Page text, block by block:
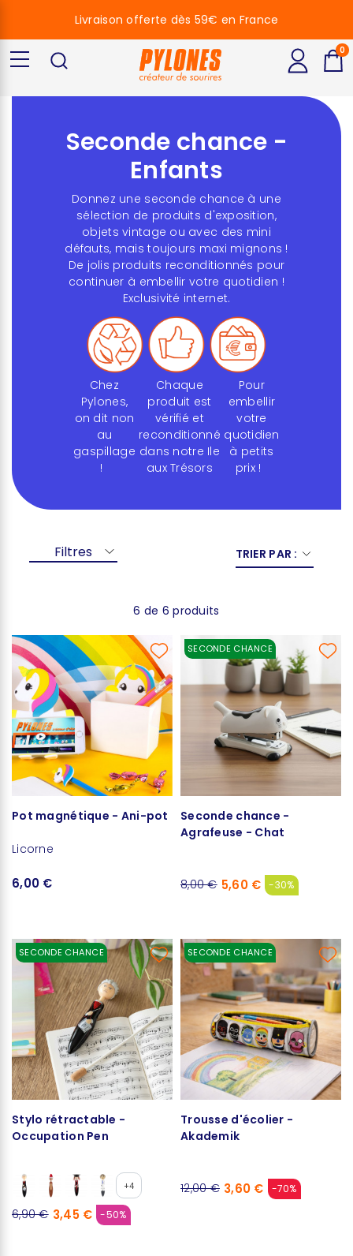
Seconde chance -
Enfants
Donnez une seconde chance à une
sélection de produits d'exposition,
objets vintage ou avec des mini
défauts, mais toujours maxi mignons !
De jolis produits reconditionnés pour
continuer à embellir votre quotidien !
Exclusivité internet.
Chez
Pylones,
on dit non
au
gaspillage
!
Chaque
produit est
vérifié et
reconditionné
dans notre Ile
aux Trésors
Pour
embellir
votre
quotidien
à petits
prix !
Filtres TRIER PAR :
6 de 6 produits
Pot magnétique - Ani-pot
Licorne
6,00 €
SECONDE CHANCE
Seconde chance -
Agrafeuse - Chat
8,00 € 5,60 € -30%
SECONDE CHANCE
Stylo rétractable -
Occupation Pen
+4
6,90 € 3,45 € -50%
SECONDE CHANCE
Trousse d'écolier -
Akademik
12,00 € 3,60 € -70%
Livraison offerte dès 59€ en France
0